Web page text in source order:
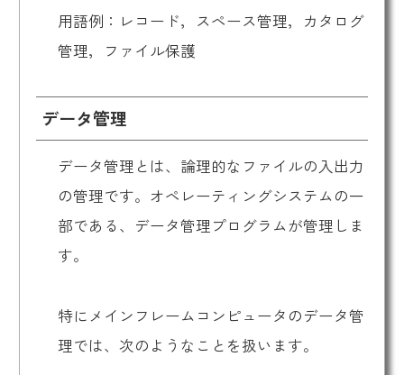
用語例：レコード，スペース管理，カタログ
管理，ファイル保護
データ管理
データ管理とは、論理的なファイルの入出力
の管理です。オペレーティングシステムの一
部である、データ管理プログラムが管理しま
す。
特にメインフレームコンピュータのデータ管
理では、次のようなことを扱います。